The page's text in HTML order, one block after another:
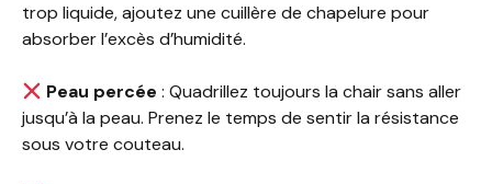
trop liquide, ajoutez une cuillère de chapelure pour
absorber l’excès d’humidité.
Peau percée : Quadrillez toujours la chair sans aller
jusqu’à la peau. Prenez le temps de sentir la résistance
sous votre couteau.